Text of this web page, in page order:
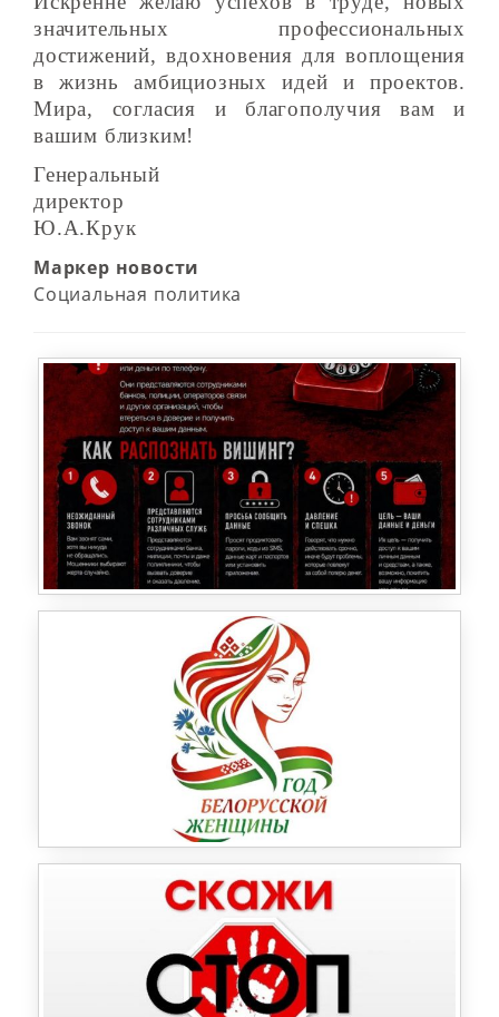
значительных профессиональных
достижений, вдохновения для воплощения
в жизнь амбициозных идей и проектов.
Мира, согласия и благополучия вам и
вашим близким!
Генеральный
директор
Ю.А.Крук
Маркер новости
Социальная политика